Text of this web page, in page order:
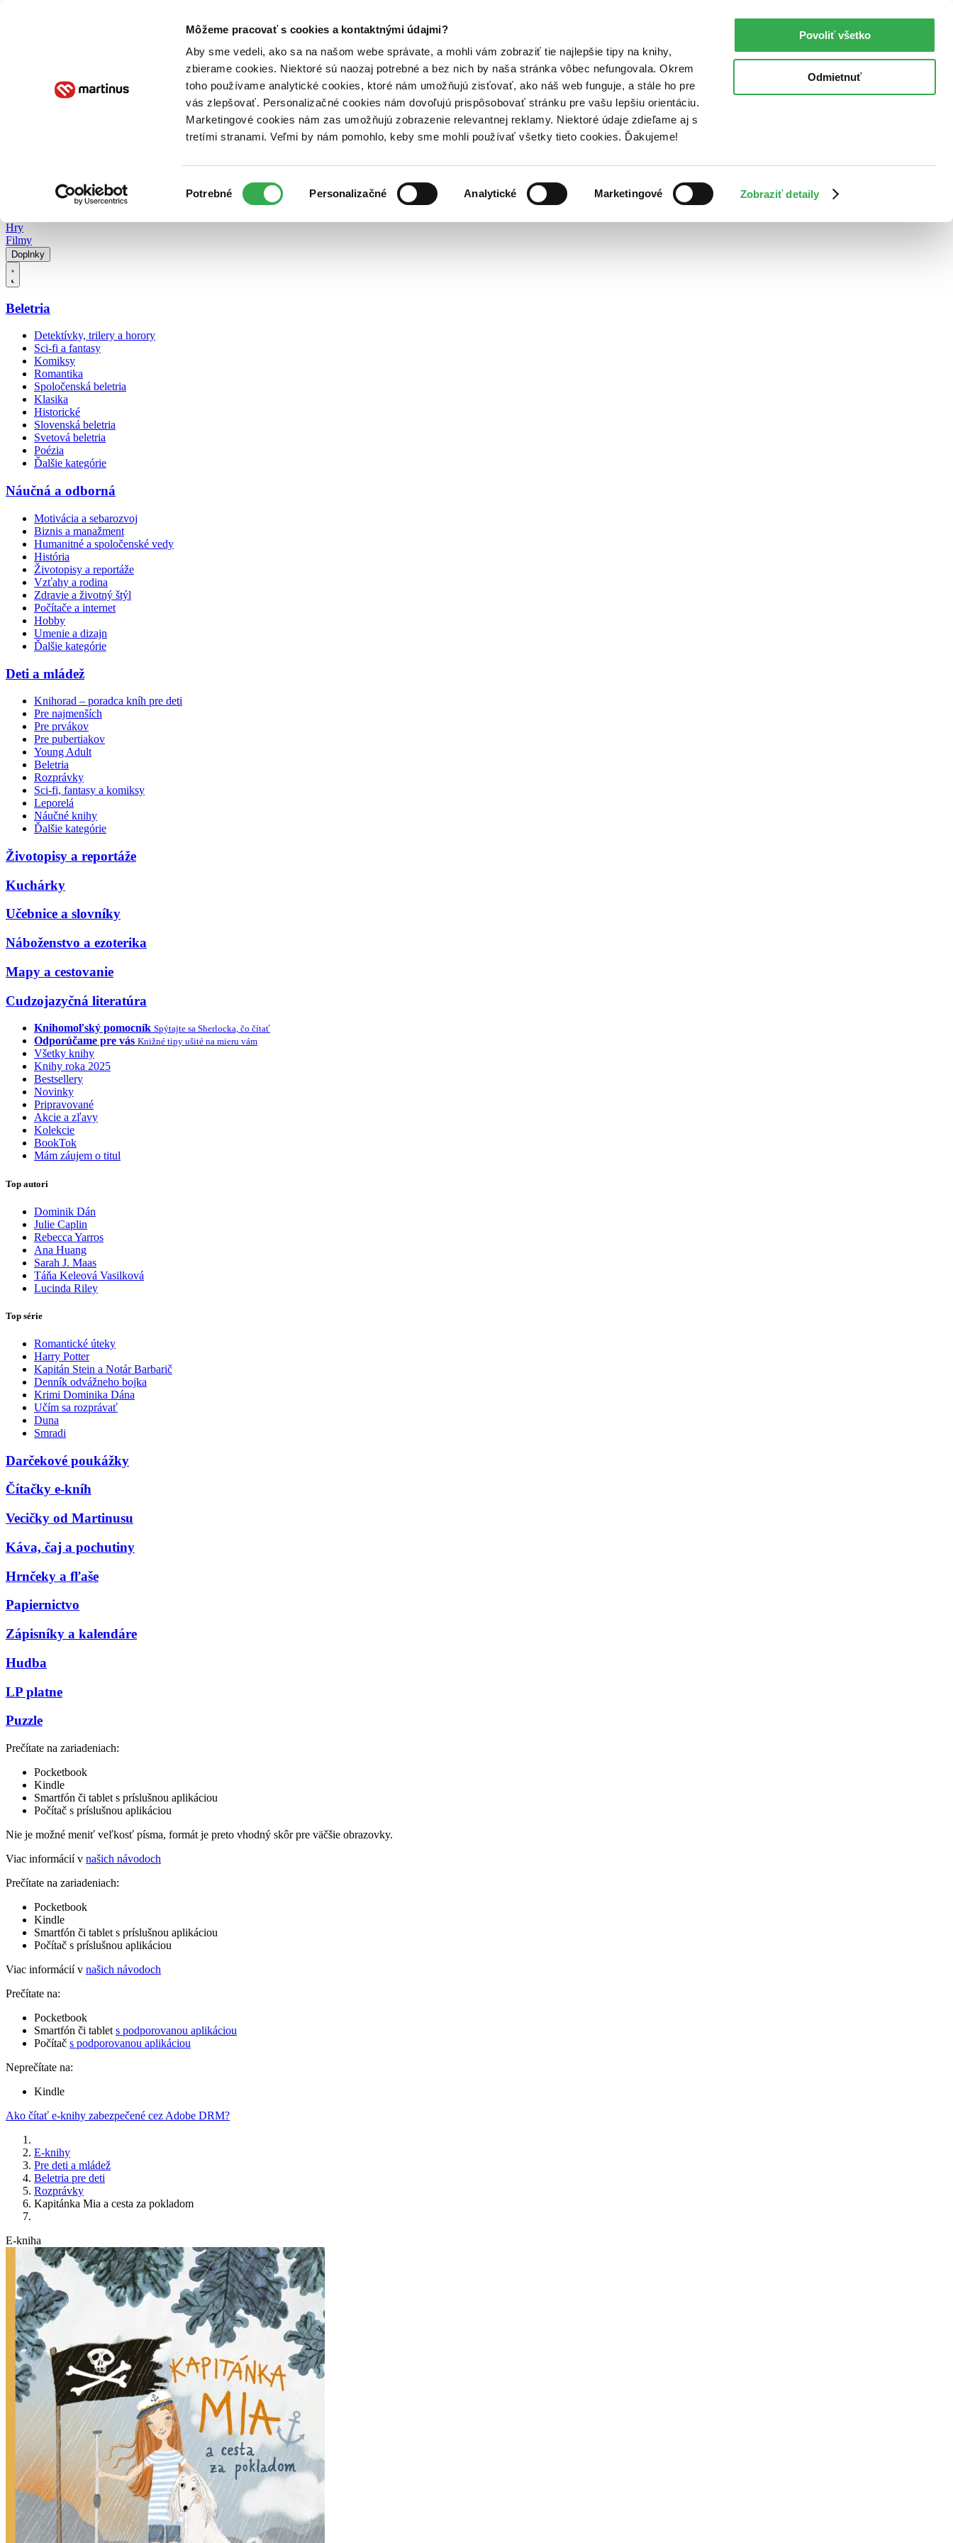
Môžeme pracovať s cookies a kontaktnými údajmi?
Aby sme vedeli, ako sa na našom webe správate, a mohli vám zobraziť tie najlepšie tipy na knihy,
zbierame cookies. Niektoré sú naozaj potrebné a bez nich by naša stránka vôbec nefungovala. Okrem
toho používame analytické cookies, ktoré nám umožňujú zisťovať, ako náš web funguje, a stále ho pre
vás zlepšovať. Personalizačné cookies nám dovoľujú prispôsobovať stránku pre vašu lepšiu orientáciu.
Marketingové cookies nám zas umožňujú zobrazenie relevantnej reklamy. Niektoré údaje zdieľame aj s
tretími stranami. Veľmi by nám pomohlo, keby sme mohli používať všetky tieto cookies. Ďakujeme!
súhlasu
Potrebné Personalizačné Analytické Marketingové Zobraziť detaily
Povoliť všetko
Odmietnuť
Poukážky Kontakt
Hry
Filmy
Doplnky
Beletria
Detektívky, trilery a horory
Sci-fi a fantasy
Komiksy
Romantika
Spoločenská beletria
Klasika
Historické
Slovenská beletria
Svetová beletria
Poézia
Ďalšie kategórie
Náučná a odborná
Motivácia a sebarozvoj
Biznis a manažment
Humanitné a spoločenské vedy
História
Životopisy a reportáže
Vzťahy a rodina
Zdravie a životný štýl
Počítače a internet
Hobby
Umenie a dizajn
Ďalšie kategórie
Deti a mládež
Knihorad – poradca kníh pre deti
Pre najmenších
Pre prvákov
Pre pubertiakov
Young Adult
Beletria
Rozprávky
Sci-fi, fantasy a komiksy
Leporelá
Náučné knihy
Ďalšie kategórie
Životopisy a reportáže
Kuchárky
Učebnice a slovníky
Náboženstvo a ezoterika
Mapy a cestovanie
Cudzojazyčná literatúra
Knihomoľský pomocník Spýtajte sa Sherlocka, čo čítať
Odporúčame pre vás Knižné tipy ušité na mieru vám
Všetky knihy
Knihy roka 2025
Bestsellery
Novinky
Pripravované
Akcie a zľavy
Kolekcie
BookTok
Mám záujem o titul
Top autori
Dominik Dán
Julie Caplin
Rebecca Yarros
Ana Huang
Sarah J. Maas
Táňa Keleová Vasilková
Lucinda Riley
Top série
Romantické úteky
Harry Potter
Kapitán Stein a Notár Barbarič
Denník odvážneho bojka
Krimi Dominika Dána
Učím sa rozprávať
Duna
Smradi
Darčekové poukážky
Čítačky e-kníh
Vecičky od Martinusu
Káva, čaj a pochutiny
Hrnčeky a fľaše
Papiernictvo
Zápisníky a kalendáre
Hudba
LP platne
Puzzle
Prečítate na zariadeniach:
Pocketbook
Kindle
Smartfón či tablet s príslušnou aplikáciou
Počítač s príslušnou aplikáciou
Nie je možné meniť veľkosť písma, formát je preto vhodný skôr pre väčšie obrazovky.
Viac informácií v našich návodoch
Prečítate na zariadeniach:
Pocketbook
Kindle
Smartfón či tablet s príslušnou aplikáciou
Počítač s príslušnou aplikáciou
Viac informácií v našich návodoch
Prečítate na:
Pocketbook
Smartfón či tablet s podporovanou aplikáciou
Počítač s podporovanou aplikáciou
Neprečítate na:
Kindle
Ako čítať e-knihy zabezpečené cez Adobe DRM?
E-knihy
Pre deti a mládež
Beletria pre deti
Rozprávky
Kapitánka Mia a cesta za pokladom
E-kniha